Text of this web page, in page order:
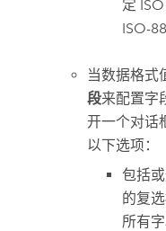
定
ISO-
当数据格式
段来配置字
开一个对话
以下选项：
包括
的复
所有字